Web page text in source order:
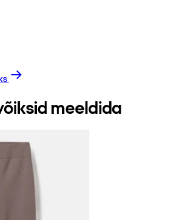
meeldida